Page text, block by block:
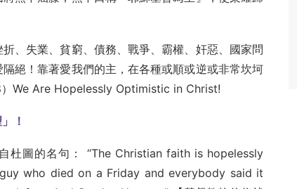
、失業、貧窮、債務、戰爭、霸權、奸惡、國家問
絕！靠著愛我們的主，在各種或順或逆或非常坎坷
We Are Hopelessly Optimistic in Christ!
！
杜圖的名句： “The Christian faith is hopelessly
who died on a Friday and everybody said it